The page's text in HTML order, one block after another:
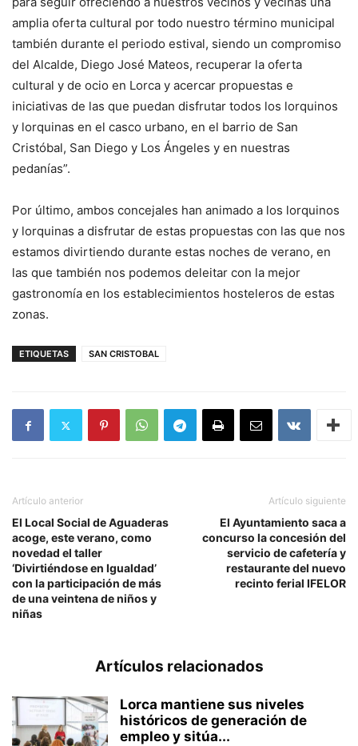
amplia oferta cultural por todo nuestro término municipal
también durante el periodo estival, siendo un compromiso
del Alcalde, Diego José Mateos, recuperar la oferta
cultural y de ocio en Lorca y acercar propuestas e
iniciativas de las que puedan disfrutar todos los lorquinos
y lorquinas en el casco urbano, en el barrio de San
Cristóbal, San Diego y Los Ángeles y en nuestras
pedanías”.
Por último, ambos concejales han animado a los lorquinos
y lorquinas a disfrutar de estas propuestas con las que nos
estamos divirtiendo durante estas noches de verano, en
las que también nos podemos deleitar con la mejor
gastronomía en los establecimientos hosteleros de estas
zonas.
ETIQUETAS SAN CRISTOBAL
Artículo anterior
El Local Social de Aguaderas
acoge, este verano, como
novedad el taller
‘Divirtiéndose en Igualdad’
con la participación de más
de una veintena de niños y
niñas
Artículo siguiente
El Ayuntamiento saca a
concurso la concesión del
servicio de cafetería y
restaurante del nuevo
recinto ferial IFELOR
Artículos relacionados
Lorca mantiene sus niveles
históricos de generación de
empleo y sitúa...